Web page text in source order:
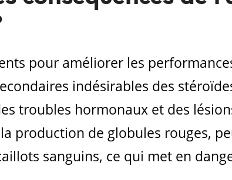
pour améliorer les
indésirables des
troubles hormonaux et des
production de globules rouges,
sanguins, ce qui met en